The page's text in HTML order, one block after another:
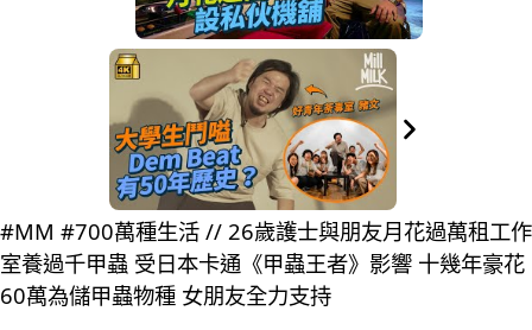
#MM #700萬種生活 // 26歲護士與朋友月花過萬租工作
室養過千甲蟲 受日本卡通《甲蟲王者》影響 十幾年豪花
60萬為儲甲蟲物種 女朋友全力支持